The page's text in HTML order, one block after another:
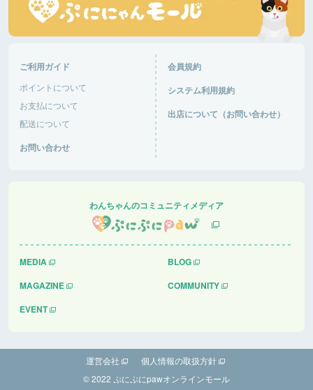
ご利用ガイド
ポイントについて
お支払について
配送について
お問い合わせ
会員規約
システム利用規約
出店について（お問い合わせ）
わんちゃんのコミュニティメディア
MEDIA
BLOG
MAGAZINE
COMMUNITY
EVENT
運営会社
個人情報の取扱方針
© 2022 ぷにぷにpawオンラインモール